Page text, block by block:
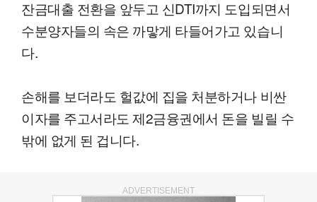
잔금대출 전환을 앞두고 신DTI까지 도입되면서
수분양자들의 속은 까맣게 타들어가고 있습니
다.
손해를 보더라도 헐값에 집을 처분하거나 비싼
이자를 주고서라도 제2금융권에서 돈을 빌릴 수
밖에 없게 된 겁니다.
ADVERTISEMENT